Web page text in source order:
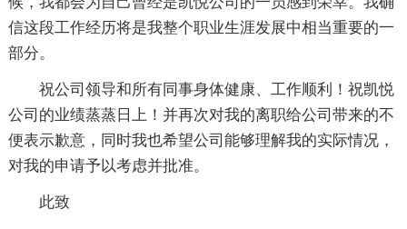
信这段工作经历将是我整个职业生涯发展中相当重要的一
部分。
祝公司领导和所有同事身体健康、工作顺利！祝凯悦
公司的业绩蒸蒸日上！并再次对我的离职给公司带来的不
便表示歉意，同时我也希望公司能够理解我的实际情况，
对我的申请予以考虑并批准。
此致